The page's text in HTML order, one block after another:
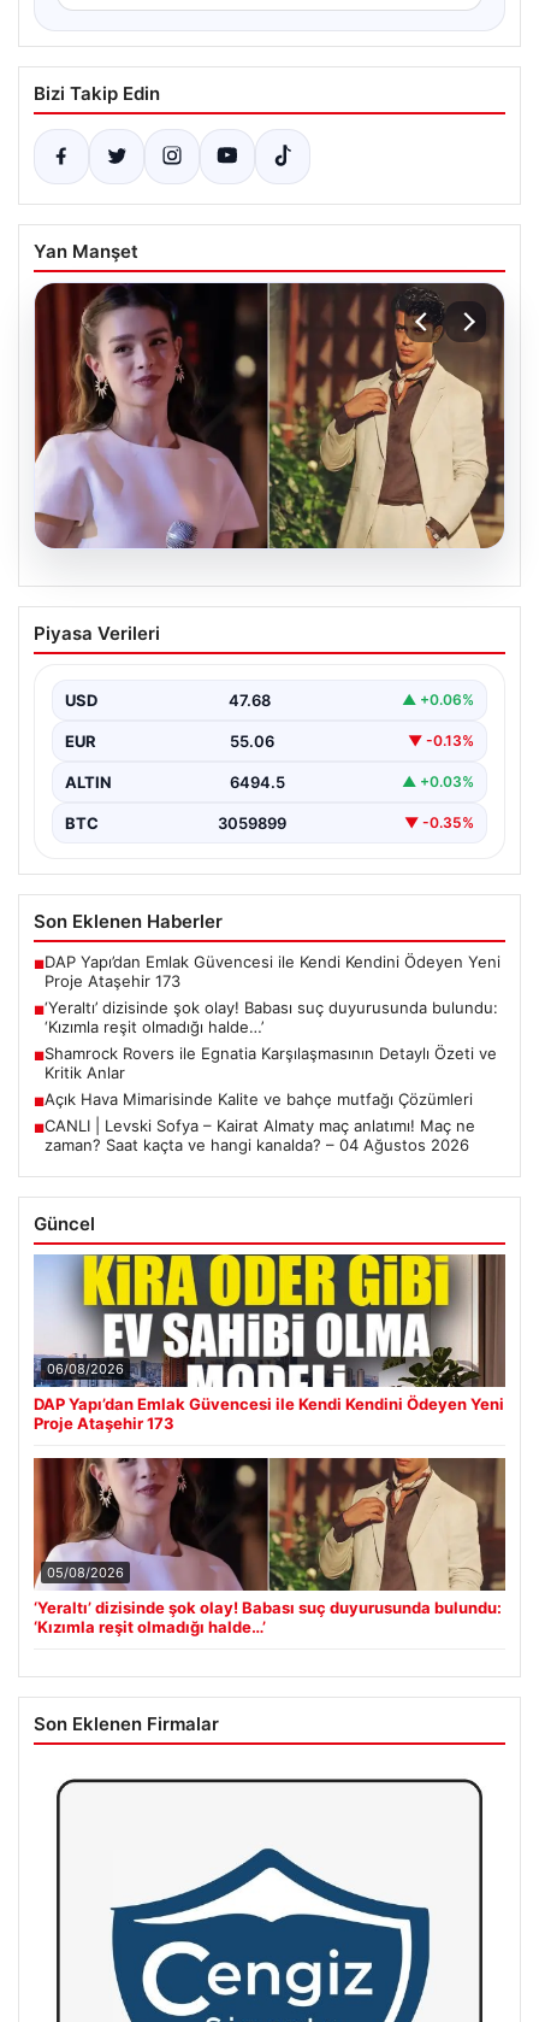
Bizi Takip Edin
Yan Manşet
‘Yeraltı’ dizisinde şok olay! Babası suç
duyurusunda bulundu: ‘Kızımla reşit
Piyasa Verileri
USD 47.68 ▲ +0.06%
EUR 55.06 ▼ -0.13%
ALTIN 6494.5 ▲ +0.03%
BTC 3059899 ▼ -0.35%
Son Eklenen Haberler
■DAP Yapı’dan Emlak Güvencesi ile Kendi Kendini Ödeyen Yeni
Proje Ataşehir 173
■‘Yeraltı’ dizisinde şok olay! Babası suç duyurusunda bulundu:
‘Kızımla reşit olmadığı halde…’
■Shamrock Rovers ile Egnatia Karşılaşmasının Detaylı Özeti ve
Kritik Anlar
■Açık Hava Mimarisinde Kalite ve bahçe mutfağı Çözümleri
■CANLI | Levski Sofya – Kairat Almaty maç anlatımı! Maç ne
zaman? Saat kaçta ve hangi kanalda? – 04 Ağustos 2026
Güncel
06/08/2026
DAP Yapı’dan Emlak Güvencesi ile Kendi Kendini Ödeyen Yeni
Proje Ataşehir 173
05/08/2026
‘Yeraltı’ dizisinde şok olay! Babası suç duyurusunda bulundu:
‘Kızımla reşit olmadığı halde…’
Son Eklenen Firmalar